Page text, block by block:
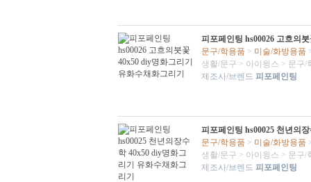
피포페인팅 hs00026 고흐의
문구/학용품 > 미술/화방용품
생활/문구 > 아이윙스 > 문구/
제조사/브렌드 피포페인팅
피포페인팅 hs00025 천년의
문구/학용품 > 미술/화방용품
생활/문구 > 아이윙스 > 문구/
제조사/브렌드 피포페인팅